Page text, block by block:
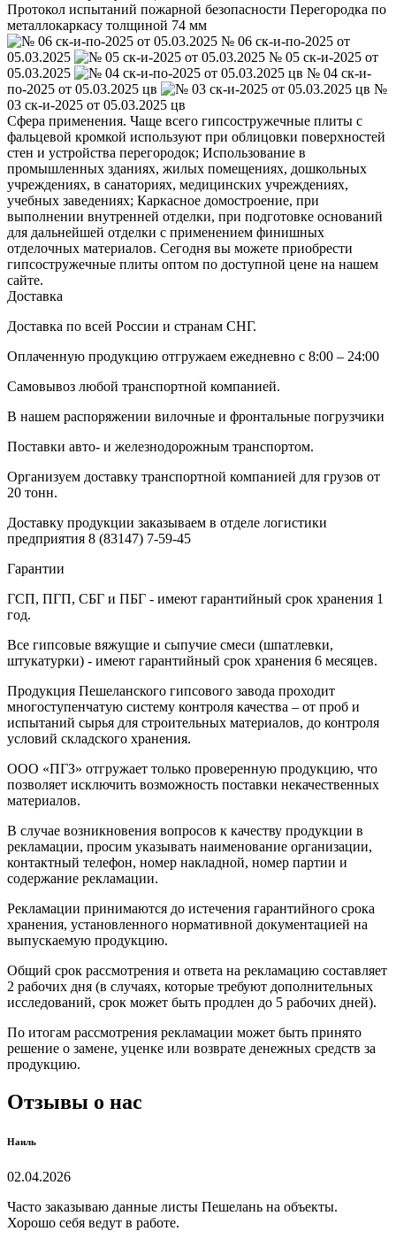
Протокол испытаний пожарной безопасности Перегородка по
металлокаркасу толщиной 74 мм
№ 06 ск-и-по-2025 от
05.03.2025
№ 05 ск-и-2025 от
05.03.2025
№ 04 ск-и-
по-2025 от 05.03.2025 цв
№
03 ск-и-2025 от 05.03.2025 цв
Сфера применения. Чаще всего гипсостружечные плиты с
фальцевой кромкой используют при облицовки поверхностей
стен и устройства перегородок; Использование в
промышленных зданиях, жилых помещениях, дошкольных
учреждениях, в санаториях, медицинских учреждениях,
учебных заведениях; Каркасное домостроение, при
выполнении внутренней отделки, при подготовке оснований
для дальнейшей отделки с применением финишных
отделочных материалов. Сегодня вы можете приобрести
гипсостружечные плиты оптом по доступной цене на нашем
сайте.
Доставка
Доставка по всей России и странам СНГ.
Оплаченную продукцию отгружаем ежедневно с 8:00 – 24:00
Самовывоз любой транспортной компанией.
В нашем распоряжении вилочные и фронтальные погрузчики
Поставки авто- и железнодорожным транспортом.
Организуем доставку транспортной компанией для грузов от
20 тонн.
Доставку продукции заказываем в отделе логистики
предприятия 8 (83147) 7-59-45
Гарантии
ГСП, ПГП, СБГ и ПБГ - имеют гарантийный срок хранения 1
год.
Все гипсовые вяжущие и сыпучие смеси (шпатлевки,
штукатурки) - имеют гарантийный срок хранения 6 месяцев.
Продукция Пешеланского гипсового завода проходит
многоступенчатую систему контроля качества – от проб и
испытаний сырья для строительных материалов, до контроля
условий складского хранения.
ООО «ПГЗ» отгружает только проверенную продукцию, что
позволяет исключить возможность поставки некачественных
материалов.
В случае возникновения вопросов к качеству продукции в
рекламации, просим указывать наименование организации,
контактный телефон, номер накладной, номер партии и
содержание рекламации.
Рекламации принимаются до истечения гарантийного срока
хранения, установленного нормативной документацией на
выпускаемую продукцию.
Общий срок рассмотрения и ответа на рекламацию составляет
2 рабочих дня (в случаях, которые требуют дополнительных
исследований, срок может быть продлен до 5 рабочих дней).
По итогам рассмотрения рекламации может быть принято
решение о замене, уценке или возврате денежных средств за
продукцию.
Отзывы о нас
Наиль
02.04.2026
Часто заказываю данные листы Пешелань на объекты.
Хорошо себя ведут в работе.